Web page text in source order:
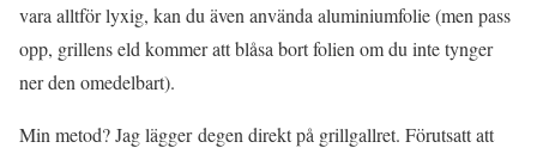
vara alltför lyxig, kan du även använda aluminiumfolie (men pass
opp, grillens eld kommer att blåsa bort folien om du inte tynger
ner den omedelbart).
Min metod? Jag lägger degen direkt på grillgallret. Förutsatt att